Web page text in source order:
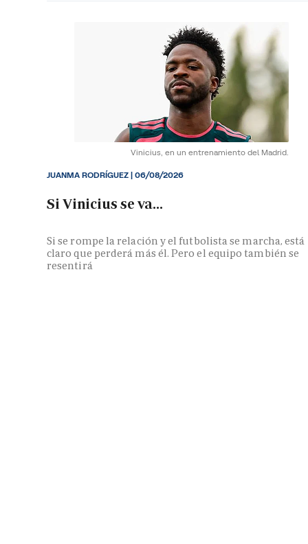
Vinicius, en un entrenamiento del Madrid.
Si Vinicius se va...
Si se rompe la relación y el futbolista se marcha, está
claro que perderá más él. Pero el equipo también se
resentirá
JUANMA RODRÍGUEZ|06/08/2026